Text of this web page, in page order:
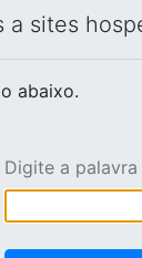
sites
abaixo.
Digite a